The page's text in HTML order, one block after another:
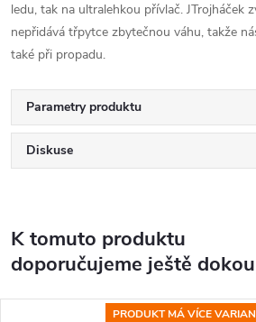
ledu, tak na ultralehkou přívlač. JTrojháček
nepřidává třpytce zbytečnou váhu, takže
také při propadu.
Parametry produktu
Diskuse
K tomuto produktu
doporučujeme ještě
PRODUKT MÁ VÍCE